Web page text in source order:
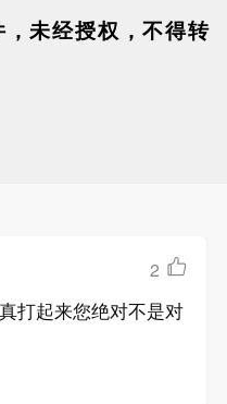
未经授权，不得转
2
打起来您绝对不是对